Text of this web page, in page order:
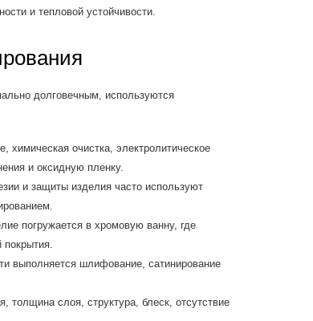
и тепловой устойчивости.
долговечным, используются
химическая очистка, электролитическое
и оксидную пленку.
и защиты изделия часто используют
погружается в хромовую ванну, где
выполняется шлифование, сатинирование
толщина слоя, структура, блеск, отсутствие